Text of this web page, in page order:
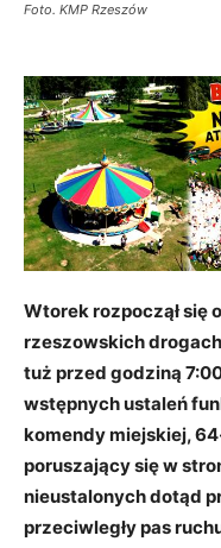
Foto. KMP Rzeszów
Wtorek rozpoczął się
rzeszowskich
tuż przed godziną
wstępnych ustaleń
komendy miejskiej,
poruszający się w
nieustalonych dotąd
przeciwległy pas